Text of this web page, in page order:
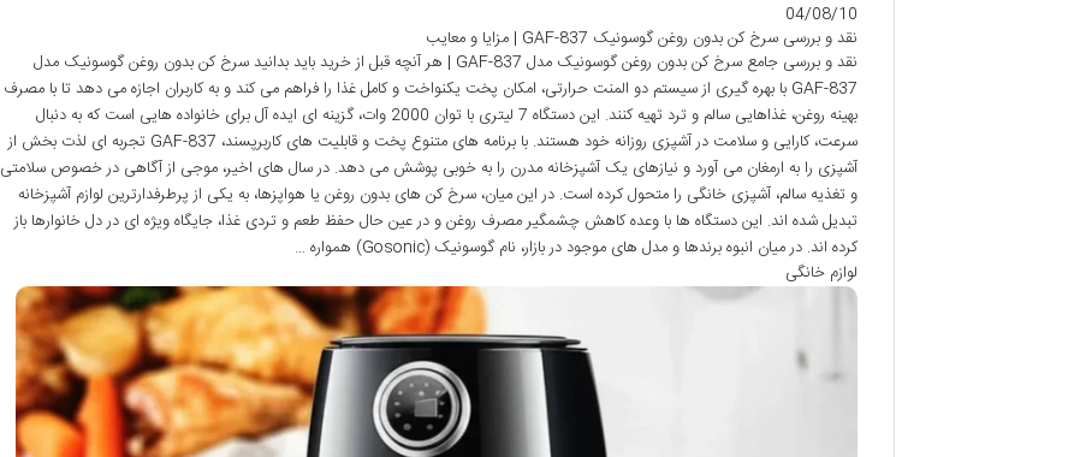
04/08/10
نقد و بررسی سرخ کن بدون روغن گوسونیک GAF-837 | مزایا و معایب
نقد و بررسی جامع سرخ کن بدون روغن گوسونیک مدل GAF-837 | هر آنچه قبل از خرید باید بدانید سرخ کن بدون روغن گوسونیک مدل
GAF-837 با بهره گیری از سیستم دو المنت حرارتی، امکان پخت یکنواخت و کامل غذا را فراهم می کند و به کاربران اجازه می دهد تا با مصرف
بهینه روغن، غذاهایی سالم و ترد تهیه کنند. این دستگاه 7 لیتری با توان 2000 وات، گزینه ای ایده آل برای خانواده هایی است که به دنبال
سرعت، کارایی و سلامت در آشپزی روزانه خود هستند. با برنامه های متنوع پخت و قابلیت های کاربرپسند، GAF-837 تجربه ای لذت بخش از
آشپزی را به ارمغان می آورد و نیازهای یک آشپزخانه مدرن را به خوبی پوشش می دهد. در سال های اخیر، موجی از آگاهی در خصوص سلامتی
و تغذیه سالم، آشپزی خانگی را متحول کرده است. در این میان، سرخ کن های بدون روغن یا هواپزها، به یکی از پرطرفدارترین لوازم آشپزخانه
تبدیل شده اند. این دستگاه ها با وعده کاهش چشمگیر مصرف روغن و در عین حال حفظ طعم و تردی غذا، جایگاه ویژه ای در دل خانوارها باز
کرده اند. در میان انبوه برندها و مدل های موجود در بازار، نام گوسونیک (Gosonic) همواره …
لوازم خانگی